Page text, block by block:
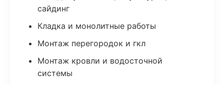
сайдинг
Кладка и монолитные работы
Монтаж перегородок и гкл
Монтаж кровли и водосточной
системы